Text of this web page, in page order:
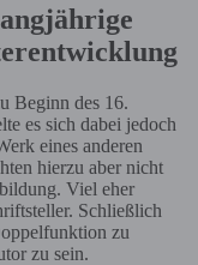
Beginn des 16.
es sich dabei jedoch
eines anderen
hierzu aber nicht
Viel eher
Schließlich
zu
zu sein.